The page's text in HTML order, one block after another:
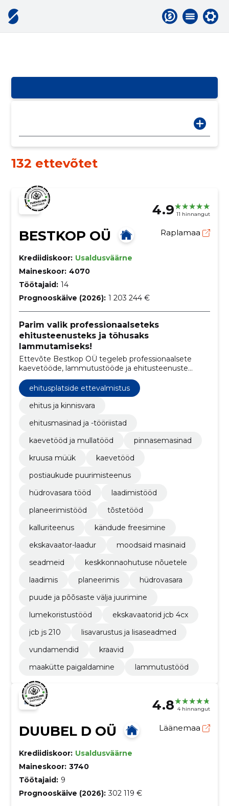
132 ettevõtet
4.9 11 hinnangut
BESTKOP OÜ Raplamaa
Krediidiskoor: Usaldusväärne
Maineskoor: 4070
Töötajaid: 14
Prognooskäive (2026): 1 203 244 €
Parim valik professionaalseteks
ehitusteenusteks ja tõhusaks
lammutamiseks!
Ettevõte Bestkop OÜ tegeleb professionaalsete
kaevetööde, lammutustööde ja ehitusteenuste
pakkumisega
ehitusplatside ettevalmistus
ehitus ja kinnisvara
ehitusmasinad ja -tööriistad
kaevetööd ja mullatööd
pinnasemasinad
kruusa müük
kaevetööd
postiaukude puurimisteenus
hüdrovasara tööd
laadimistööd
planeerimistööd
tõstetööd
kalluriteenus
kändude freesimine
ekskavaator-laadur
moodsaid masinaid
seadmeid
keskkonnaohutuse nõuetele
laadimis
planeerimis
hüdrovasara
puude ja põõsaste välja juurimine
lumekoristustööd
ekskavaatorid jcb 4cx
jcb js 210
lisavarustus ja lisaseadmed
vundamendid
kraavid
maakütte paigaldamine
lammutustööd
4.8 4 hinnangut
DUUBEL D OÜ Läänemaa
Krediidiskoor: Usaldusväärne
Maineskoor: 3740
Töötajaid: 9
Prognooskäive (2026): 302 119 €